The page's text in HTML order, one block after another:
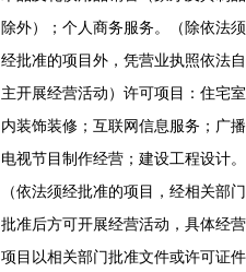
除外）；个人商务服务。（除依法须
经批准的项目外，凭营业执照依法自
主开展经营活动）许可项目：住宅室
内装饰装修；互联网信息服务；广播
电视节目制作经营；建设工程设计。
（依法须经批准的项目，经相关部门
批准后方可开展经营活动，具体经营
项目以相关部门批准文件或许可证件